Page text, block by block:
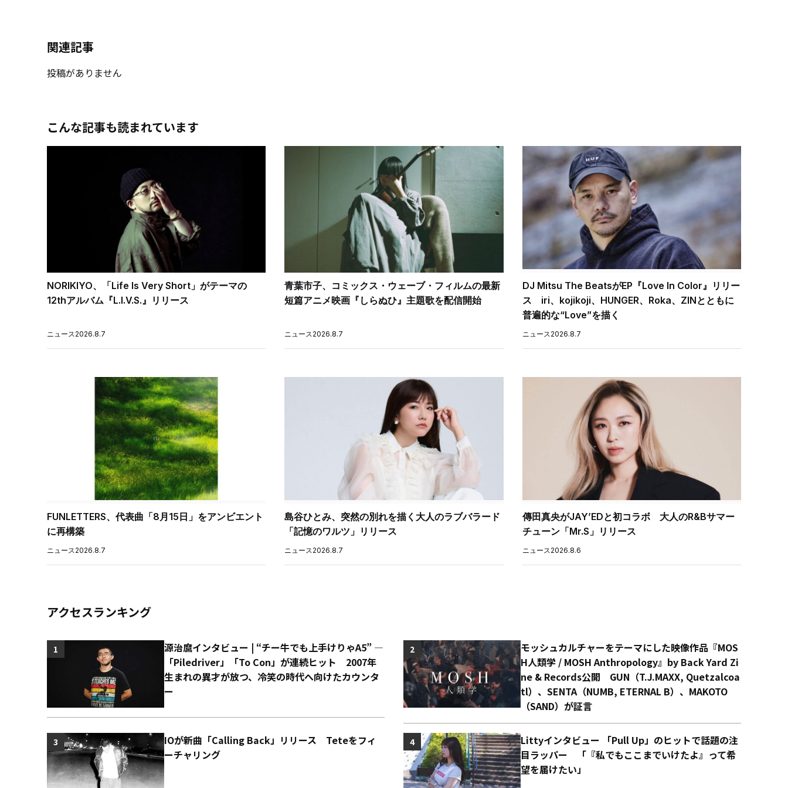
関連記事
投稿がありません
こんな記事も読まれています
NORIKIYO、「Life Is Very Short」がテーマの
12thアルバム『L.I.V.S.』リリース
ニュース 2026.8.7
青葉市子、コミックス・ウェーブ・フィルムの最新
短篇アニメ映画『しらぬひ』主題歌を配信開始
ニュース 2026.8.7
DJ Mitsu The BeatsがEP『Love In Color』リリー
ス iri、kojikoji、HUNGER、Roka、ZINとともに
普遍的な“Love”を描く
ニュース 2026.8.7
FUNLETTERS、代表曲「8月15日」をアンビエント
に再構築
ニュース 2026.8.7
島谷ひとみ、突然の別れを描く大人のラブバラード
「記憶のワルツ」リリース
ニュース 2026.8.7
傳田真央がJAY’EDと初コラボ 大人のR&Bサマー
チューン「Mr.S」リリース
ニュース 2026.8.6
アクセスランキング
源治麿インタビュー | “チー牛でも上手けりゃA5” ―
「Piledriver」「To Con」が連続ヒット 2007年
生まれの異才が放つ、冷笑の時代へ向けたカウンタ
ー
1
モッシュカルチャーをテーマにした映像作品『MOS
H人類学 / MOSH Anthropology』by Back Yard Zi
ne & Records公開 GUN（T.J.MAXX, Quetzalcoa
tl）、SENTA（NUMB, ETERNAL B）、MAKOTO
（SAND）が証言
2
IOが新曲「Calling Back」リリース Teteをフィ
ーチャリング
3
Littyインタビュー 「Pull Up」のヒットで話題の注
目ラッパー 「『私でもここまでいけたよ』って希
望を届けたい」
4